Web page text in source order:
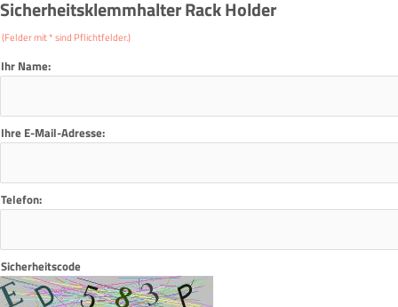
Sicherheitsklemmhalter Rack Holder
(Felder mit * sind Pflichtfelder.)
Ihr Name:
Ihre E-Mail-Adresse:
Telefon:
Sicherheitscode